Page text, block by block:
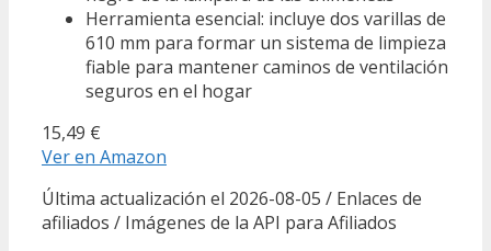
Herramienta esencial: incluye dos varillas de
610 mm para formar un sistema de limpieza
fiable para mantener caminos de ventilación
seguros en el hogar
15,49 €
Ver en Amazon
Última actualización el 2026-08-05 / Enlaces de
afiliados / Imágenes de la API para Afiliados